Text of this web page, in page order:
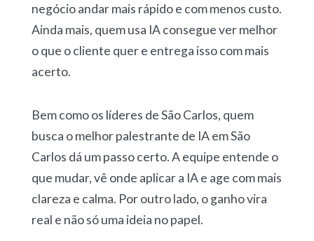
negócio andar mais rápido e com menos custo.
Ainda mais, quem usa IA consegue ver melhor
o que o cliente quer e entrega isso com mais
acerto.
Bem como os líderes de São Carlos, quem
busca o melhor palestrante de IA em São
Carlos dá um passo certo. A equipe entende o
que mudar, vê onde aplicar a IA e age com mais
clareza e calma. Por outro lado, o ganho vira
real e não só uma ideia no papel.